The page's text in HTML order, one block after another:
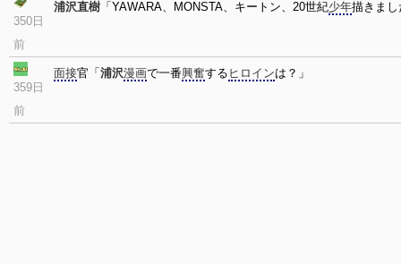
350日
前
浦沢直樹 「YAWARA、MONSTA、キートン、20世紀少年描きまし
359日
前
面接官「 浦沢漫画で一番興奮する ヒロインは？」